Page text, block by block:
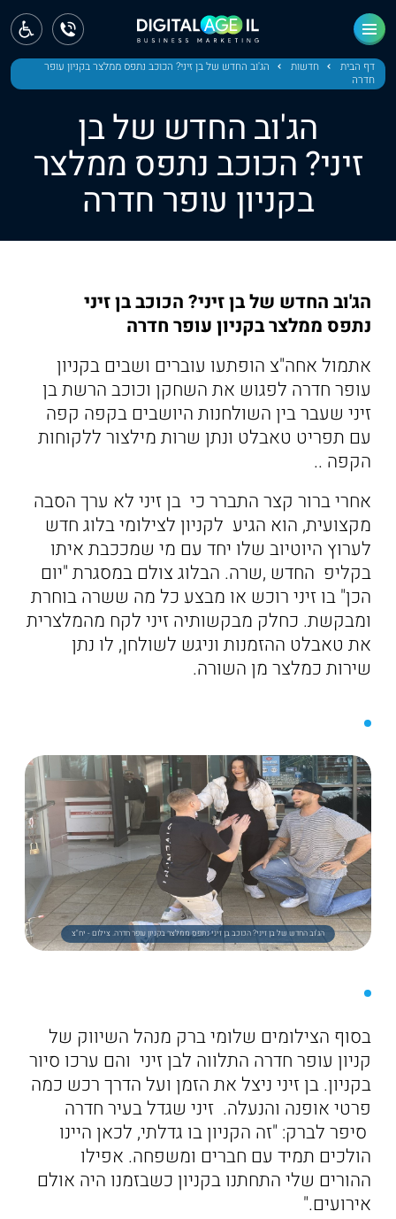
דף הבית חדשות
הג'וב החדש של בן זיני? הכוכב נתפס ממלצר בקניון עופר
חדרה
הג'וב החדש של בן
זיני? הכוכב נתפס ממלצר
בקניון עופר חדרה
הג'וב החדש של בן זיני? הכוכב בן זיני
נתפס ממלצר בקניון עופר חדרה
אתמול אחה"צ הופתעו עוברים ושבים בקניון
עופר חדרה לפגוש את השחקן וכוכב הרשת בן
זיני שעבר בין השולחנות היושבים בקפה קפה
עם תפריט טאבלט ונתן שרות מילצור ללקוחות
הקפה ..
אחרי ברור קצר התברר כי בן זיני לא ערך הסבה
מקצועית, הוא הגיע לקניון לצילומי בלוג חדש
לערוץ היוטיוב שלו יחד עם מי שמככבת איתו
בקליפ החדש ,שרה. הבלוג צולם במסגרת "יום
הכן" בו זיני רוכש או מבצע כל מה ששרה בוחרת
ומבקשת. כחלק מבקשותיה זיני לקח מהמלצרית
את טאבלט ההזמנות וניגש לשולחן, לו נתן
שירות כמלצר מן השורה.
הג'וב החדש של בן זיני? הכוכב בן זיני נתפס ממלצר בקניון עופר חדרה. צילום - יח"צ
בסוף הצילומים שלומי ברק מנהל השיווק של
קניון עופר חדרה התלווה לבן זיני והם ערכו סיור
בקניון. בן זיני ניצל את הזמן ועל הדרך רכש כמה
פרטי אופנה והנעלה. זיני שגדל בעיר חדרה
סיפר לברק: "זה הקניון בו גדלתי, לכאן היינו
הולכים תמיד עם חברים ומשפחה. אפילו
ההורים שלי התחתנו בקניון כשבזמנו היה אולם
אירועים."
ראשי
חדשות
מחוז חיפה
מחוז מרכז
תל אביב